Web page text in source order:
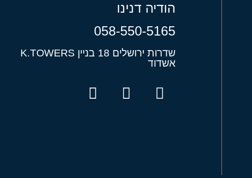
הודיה דנינו
058-550-5165
שדרות ירושלים 18 בניין K.TOWERS
אשדוד